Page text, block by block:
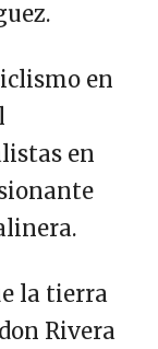
en
en
la tierra
Rivera